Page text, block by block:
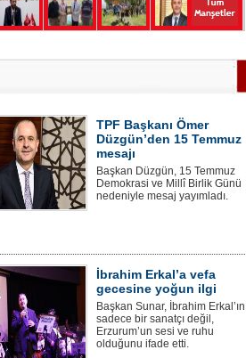
TPF Başkanı Ömer
Düzgün’den 15 Temmuz
mesajı
Başkan Düzgün, 15 Temmuz
Demokrasi ve Millî Birlik Günü
nedeniyle mesaj yayımladı.
İbrahim Erkal’a vefa
gecesine yoğun ilgi
Başkan Sunar, İbrahim Erkal’ın
sadece bir sanatçı değil,
Erzurum’un sesi ve ruhu
olduğunu ifade etti.